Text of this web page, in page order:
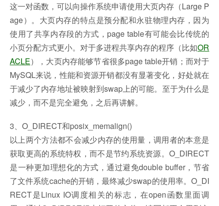
这一对函数，可以向操作系统申请使用大页内存（Large P
age）。大页内存的特点是预分配和永驻物理内存，因为
使用了共享内存段的方式，page table有可能会比传统的
小页分配方式更小。对于多进程共享内存的程序（比如OR
ACLE），大页内存能够节省很多page table开销；而对于
MySQL来说，性能和资源开销都没有显著变化，好处就在
于减少了内存地址被映射到swap上的可能。至于为什么是
减少，而不是完全避免，之后再讲解。
3、O_DIRECT和posix_memalign()
以上两个方法都不会减少内存的使用量，调用者的本意是
获取更高的系统特权，而不是节约系统资源。O_DIRECT
是一种更加理想化的方式，通过避免double buffer，节省
了文件系统cache的开销，最终减少swap的使用率。O_DI
RECT是Linux IO调度相关的标志，在open函数里面调